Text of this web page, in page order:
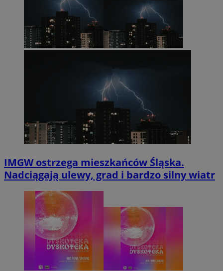
IMGW ostrzega mieszkańców Śląska.
Nadciągają ulewy, grad i bardzo silny wiatr